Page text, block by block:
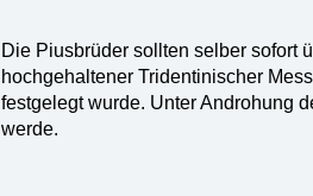
Die Piusbrüder sollten selber sofort
hochgehaltener Tridentinischer
festgelegt wurde. Unter Androhung
werde.